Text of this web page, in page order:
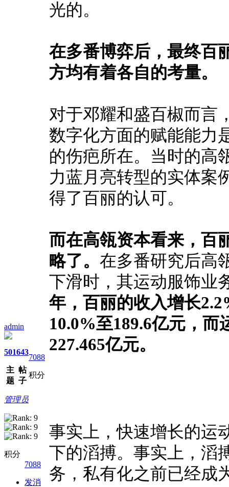
admin
501
主
题
643
帖
子
7088
积分
管理员
积分
7088
发消
光的。
在多番博弈后，最终百
方均有着各自的考量。
对于邓耀和盛百椒而言
数字化方面的赋能能力
的伤疤所在。 当时的高
力蓝月亮转型的实体案
得了百丽的认可。
而在高瓴资本看来，百
略了。 在多番研究后高
下滑时，其运动服饰
年，百丽的收入增长
10.0%至189.6亿元，
227.465亿元。
事实上，快速增长的运
下的滔搏。 事实上，滔
务，私有化之前已经成